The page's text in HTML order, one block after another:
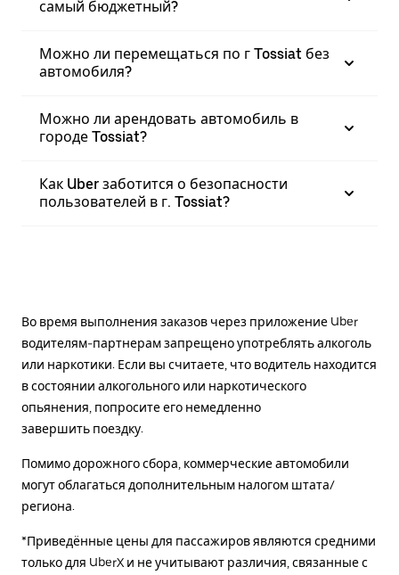
самый бюджетный?
Можно ли перемещаться по г Tossiat без
автомобиля?
Можно ли арендовать автомобиль в
городе Tossiat?
Как Uber заботится о безопасности
пользователей в г. Tossiat?
Во время выполнения заказов через приложение Uber
водителям-партнерам запрещено употреблять алкоголь
или наркотики. Если вы считаете, что водитель находится
в состоянии алкогольного или наркотического
опьянения, попросите его немедленно
завершить поездку.
Помимо дорожного сбора, коммерческие автомобили
могут облагаться дополнительным налогом штата/
региона.
*Приведённые цены для пассажиров являются средними
только для UberX и не учитывают различия, связанные с